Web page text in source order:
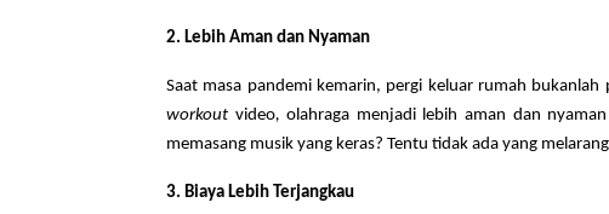
2. Lebih Aman dan Nyaman
Saat masa pandemi kemarin, pergi keluar rumah
workout video,olahraga menjadi lebih aman dan
memasang musik yang keras? Tentu tidak ada yang
3. Biaya Lebih Terjangkau